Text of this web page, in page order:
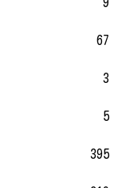
67
3
5
395